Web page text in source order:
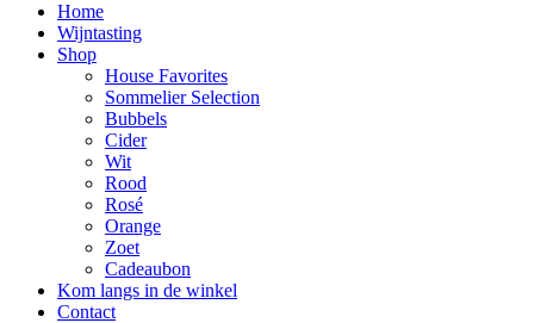
Home
Wijntasting
Shop
House Favorites
Sommelier Selection
Bubbels
Cider
Wit
Rood
Rosé
Orange
Zoet
Cadeaubon
Kom langs in de winkel
Contact